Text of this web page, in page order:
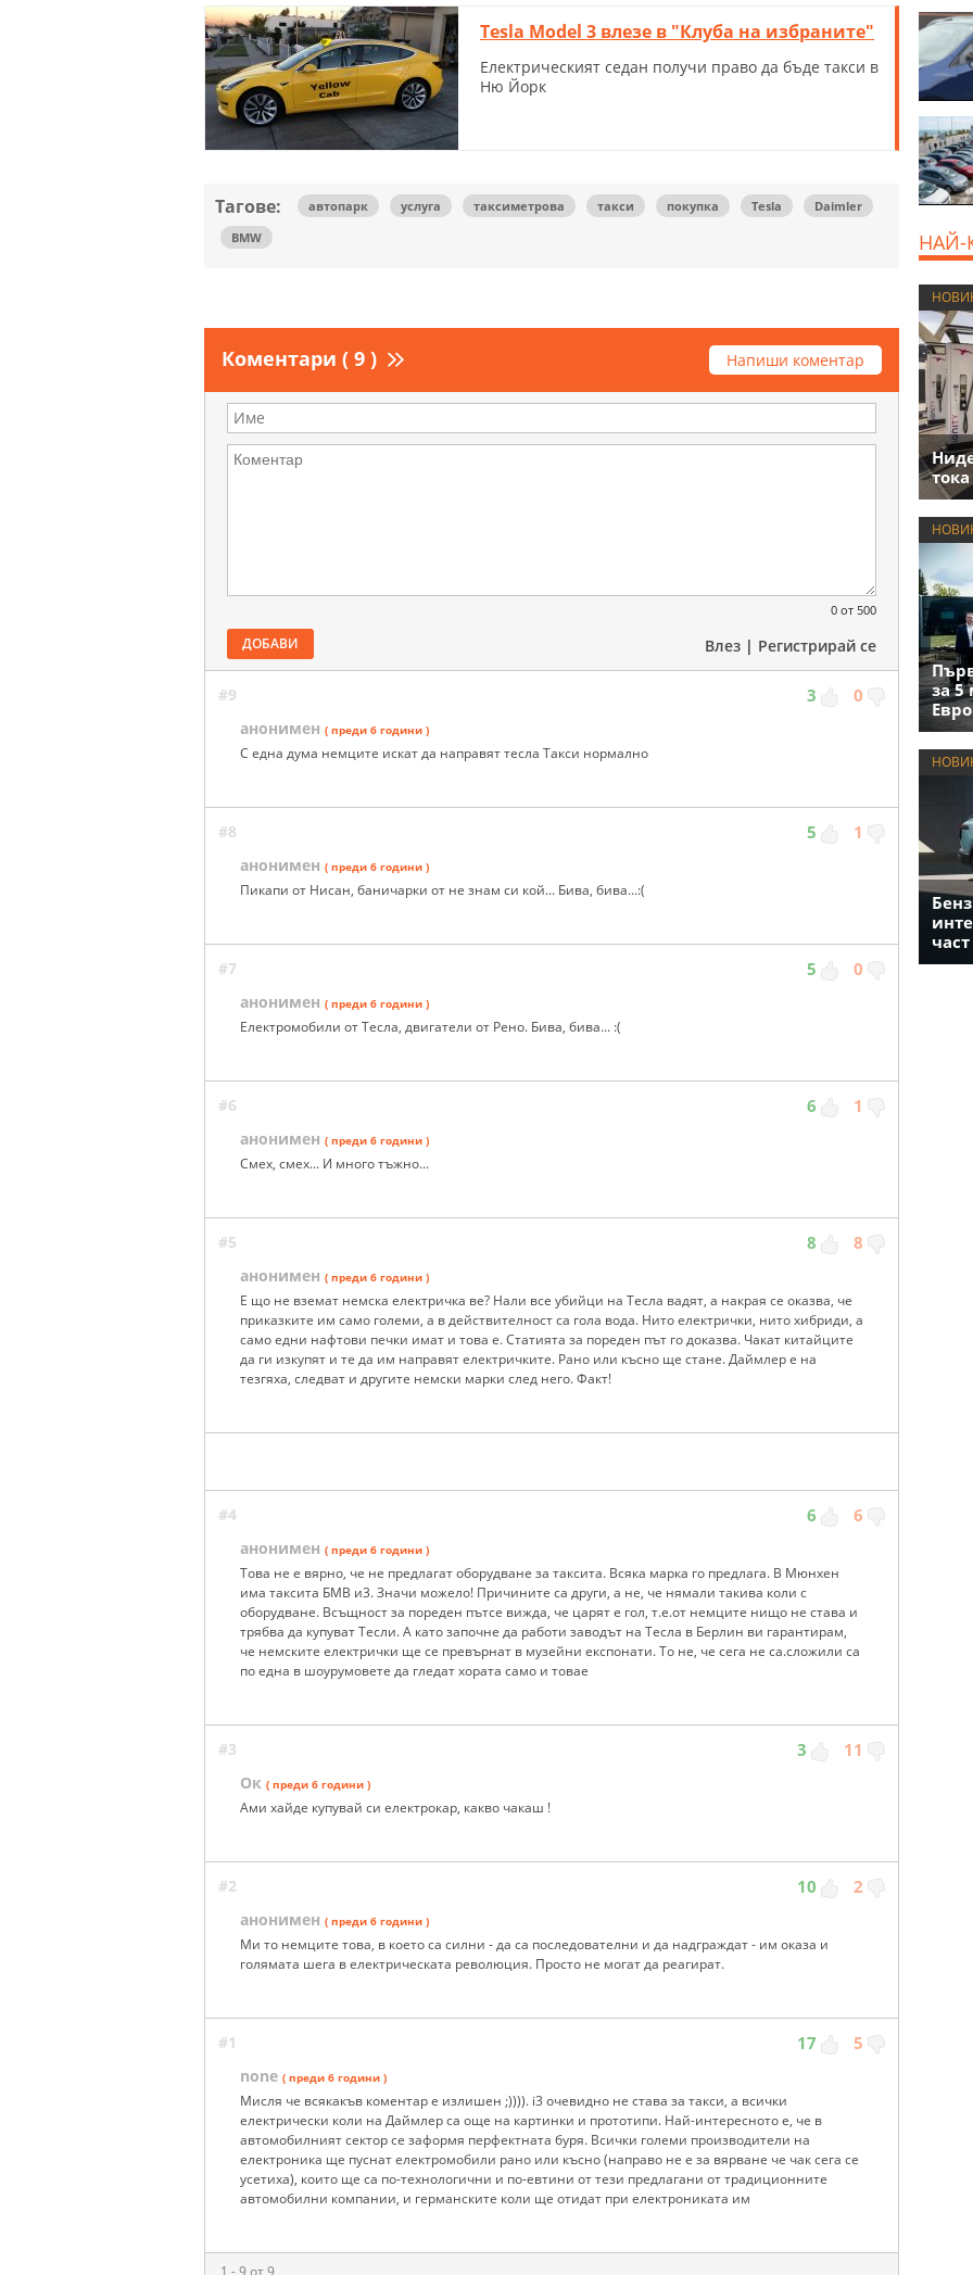
Tesla Model 3 влезе в "Клуба на избраните"
Електрическият седан получи право да бъде такси в
Ню Йорк
Тагове: автопарк услуга таксиметрова такси покупка Tesla
Daimler
BMW
Коментари ( 9 ) Напиши коментар
0 от 500
ДОБАВИ Влез | Регистрирай се
#9 3 0
анонимен ( преди 6 години )
С една дума немците искат да направят тесла Такси нормално
#8 5 1
анонимен ( преди 6 години )
Пикапи от Нисан, баничарки от не знам си кой... Бива, бива...:(
#7 5 0
анонимен ( преди 6 години )
Електромобили от Тесла, двигатели от Рено. Бива, бива... :(
#6 6 1
анонимен ( преди 6 години )
Смех, смех... И много тъжно...
#5 8 8
анонимен ( преди 6 години )
Е що не вземат немска електричка ве? Нали все убийци на Тесла вадят, а накрая се оказва, че
приказките им само големи, а в действителност са гола вода. Нито електрички, нито хибриди, а
само едни нафтови печки имат и това е. Статията за пореден път го доказва. Чакат китайците
да ги изкупят и те да им направят електричките. Рано или късно ще стане. Даймлер е на
тезгяха, следват и другите немски марки след него. Факт!
#4 6 6
анонимен ( преди 6 години )
Това не е вярно, че не предлагат оборудване за таксита. Всяка марка го предлага. В Мюнхен
има таксита БМВ и3. Значи можело! Причините са други, а не, че нямали такива коли с
оборудване. Всъщност за пореден пътсе вижда, че царят е гол, т.е.от немците нищо не става и
трябва да купуват Тесли. А като започне да работи заводът на Тесла в Берлин ви гарантирам,
че немските електрички ще се превърнат в музейни експонати. То не, че сега не са.сложили са
по една в шоурумовете да гледат хората само и товае
#3 3 11
Ок ( преди 6 години )
Ами хайде купувай си електрокар, какво чакаш !
#2 10 2
анонимен ( преди 6 години )
Ми то немците това, в което са силни - да са последователни и да надграждат - им оказа и
голямата шега в електрическата революция. Просто не могат да реагират.
#1 17 5
none ( преди 6 години )
Мисля че всякакъв коментар е излишен ;)))). i3 очевидно не става за такси, а всички
електрически коли на Даймлер са още на картинки и прототипи. Най-интересното е, че в
автомобилният сектор се заформя перфектната буря. Всички големи производители на
електроника ще пуснат електромобили рано или късно (направо не е за вярване че чак сега се
усетиха), които ще са по-технологични и по-евтини от тези предлагани от традиционните
автомобилни компании, и германските коли ще отидат при електрониката им
1 - 9 от 9
НАЙ-
за 5
част